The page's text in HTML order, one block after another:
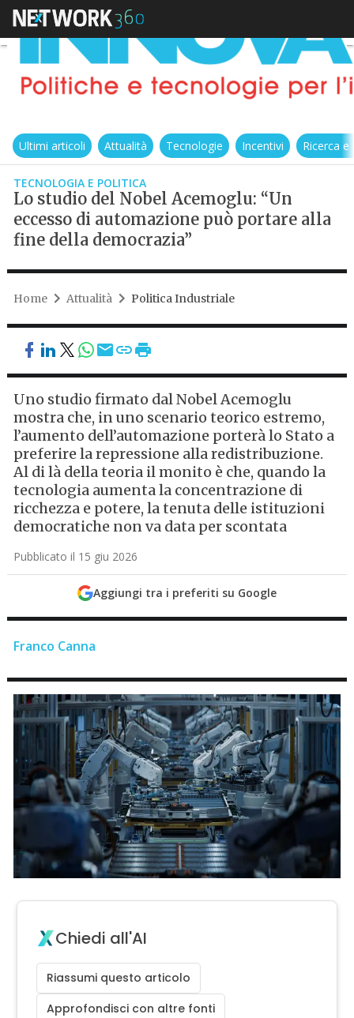
Ultimi articoli Attualità Tecnologie Incentivi Ricerca
TECNOLOGIA E POLITICA
Lo studio del Nobel Acemoglu: “Un
eccesso di automazione può portare alla
fine della democrazia”
Home Attualità Politica Industriale
Uno studio firmato dal Nobel Acemoglu
mostra che, in uno scenario teorico estremo,
l’aumento dell’automazione porterà lo Stato a
preferire la repressione alla redistribuzione.
Al di là della teoria il monito è che, quando la
tecnologia aumenta la concentrazione di
ricchezza e potere, la tenuta delle istituzioni
democratiche non va data per scontata
Pubblicato il 15 giu 2026
Aggiungi tra i preferiti su Google
Franco Canna
Chiedi all'AI
Riassumi questo articolo
Approfondisci con altre fonti